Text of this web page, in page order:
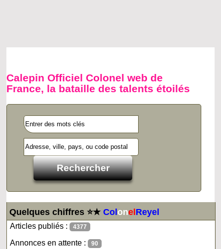
Calepin Officiel Colonel web de
France, la bataille des talents étoilés
Quelques chiffres ⭐★ColonelReyel
Articles publiés : 4377
Annonces en attente : 90